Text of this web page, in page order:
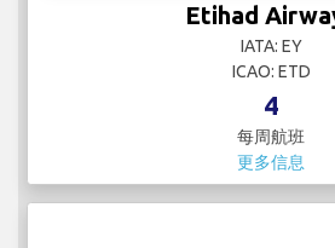
Etihad
IATA: EY
ICAO: ETD
4
每周航班
更多信息